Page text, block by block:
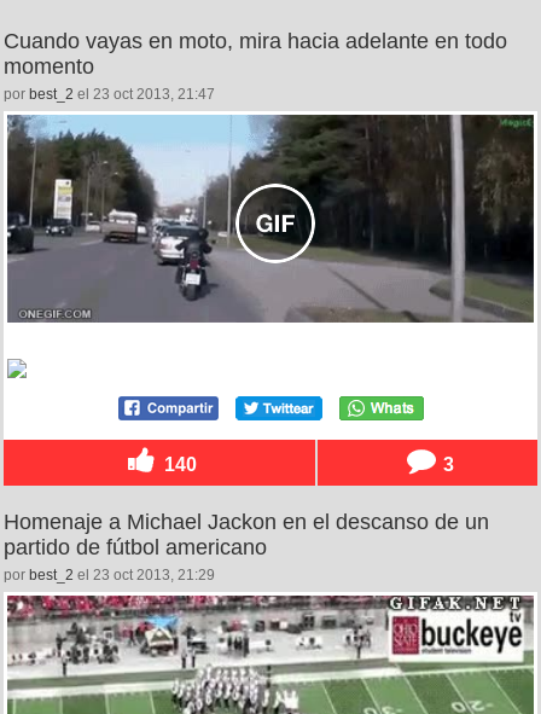
Cuando vayas en moto, mira hacia adelante en todo
momento
por best_2 el 23 oct 2013, 21:47
140 3
Homenaje a Michael Jackon en el descanso de un
partido de fútbol americano
por best_2 el 23 oct 2013, 21:29